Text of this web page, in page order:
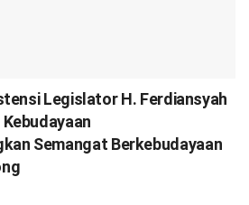
Legislator H. Ferdiansyah
Semangat Berkebudayaan